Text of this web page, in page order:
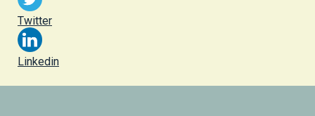
Twitter
Linkedin